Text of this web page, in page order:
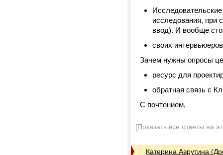
исследования, при
ввод). И вообще
своих
Зачем нужны опросы
ресурс для
обратная связь с
С почтением,
[Показать все ответы на
Катерина Аврутина